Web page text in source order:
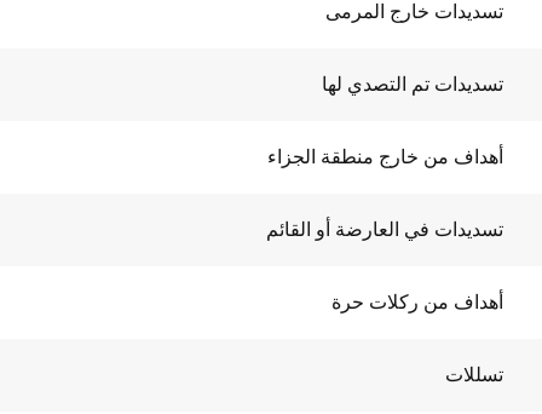
تسديدات خارج المرمى
تسديدات تم التصدي لها
أهداف من خارج منطقة الجزاء
تسديدات في العارضة أو القائم
أهداف من ركلات حرة
تسللات